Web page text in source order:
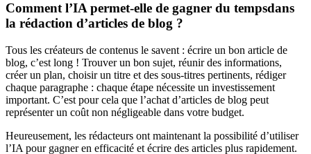
Comment l’IA permet-elle de gagner du tempsdans
la rédaction d’articles de blog ?
Tous les créateurs de contenus le savent : écrire un bon article de
blog, c’est long ! Trouver un bon sujet, réunir des informations,
créer un plan, choisir un titre et des sous-titres pertinents, rédiger
chaque paragraphe : chaque étape nécessite un investissement
important. C’est pour cela que l’achat d’articles de blog peut
représenter un coût non négligeable dans votre budget.
Heureusement, les rédacteurs ont maintenant la possibilité d’utiliser
l’IA pour gagner en efficacité et écrire des articles plus rapidement.